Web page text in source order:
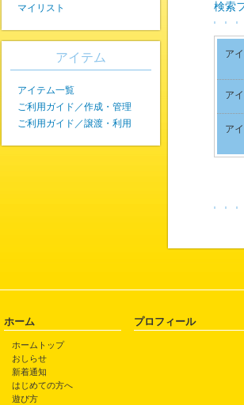
検索
ア
ア
ア
マイリスト
アイテム
アイテム一覧
ご利用ガイド／作成・管理
ご利用ガイド／譲渡・利用
ホーム
ホームトップ
おしらせ
新着通知
はじめての方へ
遊び方
プロフィール